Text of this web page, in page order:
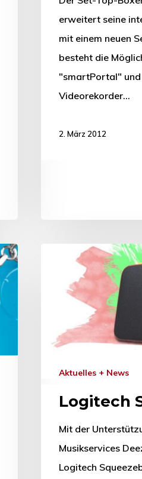
erweitert seine
mit einem neuen
besteht die
"smartPortal" und
Videorekorder…
2. März 2012
Aktuelles + News
Logitech
Mit der
Musikservices
Logitech